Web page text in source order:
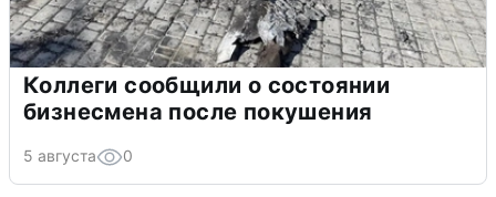
Коллеги сообщили о состоянии
бизнесмена после покушения
5 августа 0